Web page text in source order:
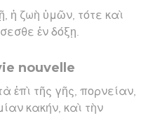
ἡ ζωὴ ὑμῶν, τότε καὶ
ἐν δόξῃ.
nouvelle
ἐπὶ τῆς γῆς, πορνείαν,
κακήν, καὶ τὴν